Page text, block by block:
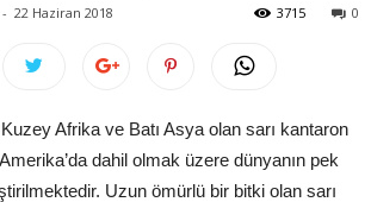
- 22 Haziran 2018 0
3715
Afrika ve Batı Asya olan sarı kantaron
dahil olmak üzere dünyanın pek
Uzun ömürlü bir bitki olan sarı